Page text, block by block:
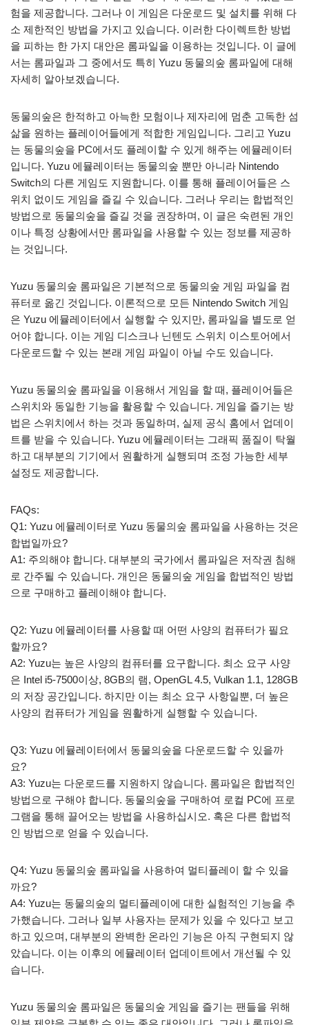
험을 제공합니다. 그러나 이 게임은 다운로드 및 설치를 위해 다
소 제한적인 방법을 가지고 있습니다. 이러한 다이렉트한 방법
을 피하는 한 가지 대안은 롬파일을 이용하는 것입니다. 이 글에
서는 롬파일과 그 중에서도 특히 Yuzu 동물의숲 롬파일에 대해
자세히 알아보겠습니다.
동물의숲은 한적하고 아늑한 모험이나 제자리에 멈춘 고독한 섬
삶을 원하는 플레이어들에게 적합한 게임입니다. 그리고 Yuzu
는 동물의숲을 PC에서도 플레이할 수 있게 해주는 에뮬레이터
입니다. Yuzu 에뮬레이터는 동물의숲 뿐만 아니라 Nintendo
Switch의 다른 게임도 지원합니다. 이를 통해 플레이어들은 스
위치 없이도 게임을 즐길 수 있습니다. 그러나 우리는 합법적인
방법으로 동물의숲을 즐길 것을 권장하며, 이 글은 숙련된 개인
이나 특정 상황에서만 롬파일을 사용할 수 있는 정보를 제공하
는 것입니다.
Yuzu 동물의숲 롬파일은 기본적으로 동물의숲 게임 파일을 컴
퓨터로 옮긴 것입니다. 이론적으로 모든 Nintendo Switch 게임
은 Yuzu 에뮬레이터에서 실행할 수 있지만, 롬파일을 별도로 얻
어야 합니다. 이는 게임 디스크나 닌텐도 스위치 이스토어에서
다운로드할 수 있는 본래 게임 파일이 아닐 수도 있습니다.
Yuzu 동물의숲 롬파일을 이용해서 게임을 할 때, 플레이어들은
스위치와 동일한 기능을 활용할 수 있습니다. 게임을 즐기는 방
법은 스위치에서 하는 것과 동일하며, 실제 공식 홈에서 업데이
트를 받을 수 있습니다. Yuzu 에뮬레이터는 그래픽 품질이 탁월
하고 대부분의 기기에서 원활하게 실행되며 조정 가능한 세부
설정도 제공합니다.
FAQs:
Q1: Yuzu 에뮬레이터로 Yuzu 동물의숲 롬파일을 사용하는 것은
합법일까요?
A1: 주의해야 합니다. 대부분의 국가에서 롬파일은 저작권 침해
로 간주될 수 있습니다. 개인은 동물의숲 게임을 합법적인 방법
으로 구매하고 플레이해야 합니다.
Q2: Yuzu 에뮬레이터를 사용할 때 어떤 사양의 컴퓨터가 필요
할까요?
A2: Yuzu는 높은 사양의 컴퓨터를 요구합니다. 최소 요구 사양
은 Intel i5-7500이상, 8GB의 램, OpenGL 4.5, Vulkan 1.1, 128GB
의 저장 공간입니다. 하지만 이는 최소 요구 사항일뿐, 더 높은
사양의 컴퓨터가 게임을 원활하게 실행할 수 있습니다.
Q3: Yuzu 에뮬레이터에서 동물의숲을 다운로드할 수 있을까
요?
A3: Yuzu는 다운로드를 지원하지 않습니다. 롬파일은 합법적인
방법으로 구해야 합니다. 동물의숲을 구매하여 로컬 PC에 프로
그램을 통해 끌어오는 방법을 사용하십시오. 혹은 다른 합법적
인 방법으로 얻을 수 있습니다.
Q4: Yuzu 동물의숲 롬파일을 사용하여 멀티플레이 할 수 있을
까요?
A4: Yuzu는 동물의숲의 멀티플레이에 대한 실험적인 기능을 추
가했습니다. 그러나 일부 사용자는 문제가 있을 수 있다고 보고
하고 있으며, 대부분의 완벽한 온라인 기능은 아직 구현되지 않
았습니다. 이는 이후의 에뮬레이터 업데이트에서 개선될 수 있
습니다.
Yuzu 동물의숲 롬파일은 동물의숲 게임을 즐기는 팬들을 위해